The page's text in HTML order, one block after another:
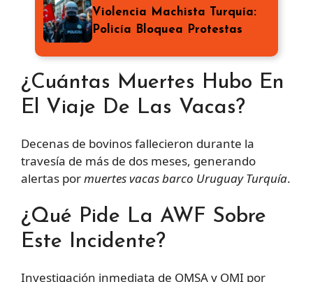
Violencia Machista Turquía:
Policía Bloquea Protestas
¿Cuántas Muertes Hubo En
El Viaje De Las Vacas?
Decenas de bovinos fallecieron durante la
travesía de más de dos meses, generando
alertas pormuertes vacas barco Uruguay Turquía.
¿Qué Pide La AWF Sobre
Este Incidente?
Investigación inmediata de OMSA y OMI por